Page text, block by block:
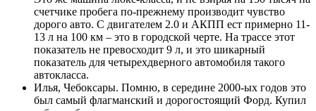
счетчике пробега по-прежнему производит чувство
дорого авто. С двигателем 2.0 и АКПП ест примерно 11-
13 л на 100 км – это в городской черте. На трассе этот
показатель не превосходит 9 л, и это шикарный
показатель для четырехдверного автомобиля такого
автокласса.
Илья, Чебоксары. Помню, в середине 2000-ых годов это
был самый флагманский и дорогостоящий Форд. Купил